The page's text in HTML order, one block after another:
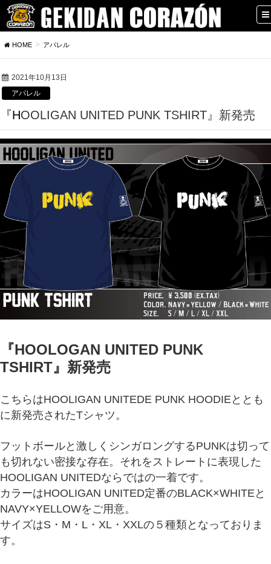
HOME アパレル
2021年10月13日
アパレル
『HOOLIGAN UNITED PUNK TSHIRT』新発売
『HOOLOGAN UNITED PUNK
TSHIRT』新発売
こちらはHOOLIGAN UNITEDE PUNK HOODIEととも
に新発売されたTシャツ。
フットボールと激しくシンガロングするPUNKは切って
も切れない密接な存在。それをストレートに表現した
HOOLIGAN UNITEDならではの一着です。
カラーはHOOLIGAN UNITED定番のBLACK×WHITEと
NAVY×YELLOWをご用意。
サイズはS・M・L・XL・XXLの５種類となっておりま
す。